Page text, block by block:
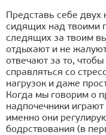
Представь себе
сидящих над твоими
следящих за твоим
отдыхают и не
отвечают за то,
справляться со
нагрузок и даже
Когда мы говорим о
надпочечники
именно они
бодрствования (в